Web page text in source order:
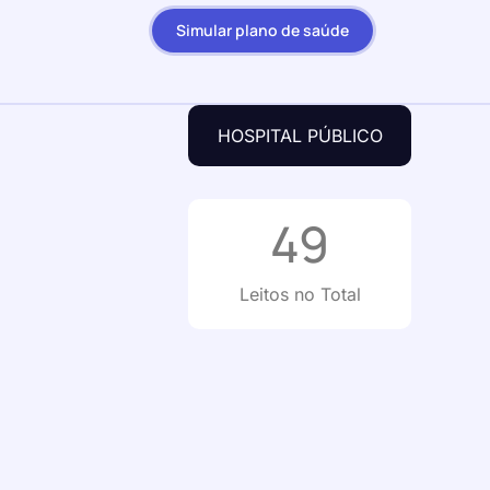
Simular plano de saúde
HOSPITAL PÚBLICO
Leitos no Total
49